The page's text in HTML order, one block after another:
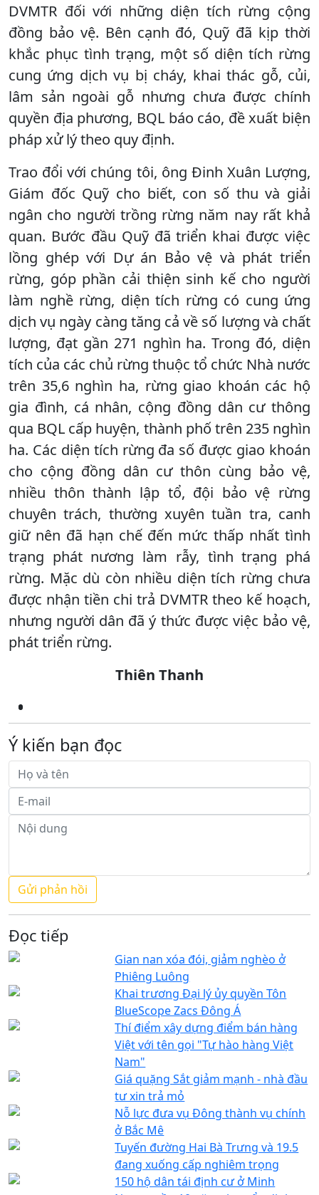
DVMTR đối với những diện tích rừng cộng
đồng bảo vệ. Bên cạnh đó, Quỹ đã kịp thời
khắc phục tình trạng, một số diện tích rừng
cung ứng dịch vụ bị cháy, khai thác gỗ, củi,
lâm sản ngoài gỗ nhưng chưa được chính
quyền địa phương, BQL báo cáo, đề xuất biện
pháp xử lý theo quy định.
Trao đổi với chúng tôi, ông Đinh Xuân Lượng,
Giám đốc Quỹ cho biết, con số thu và giải
ngân cho người trồng rừng năm nay rất khả
quan. Bước đầu Quỹ đã triển khai được việc
lồng ghép với Dự án Bảo vệ và phát triển
rừng, góp phần cải thiện sinh kế cho người
làm nghề rừng, diện tích rừng có cung ứng
dịch vụ ngày càng tăng cả về số lượng và chất
lượng, đạt gần 271 nghìn ha. Trong đó, diện
tích của các chủ rừng thuộc tổ chức Nhà nước
trên 35,6 nghìn ha, rừng giao khoán các hộ
gia đình, cá nhân, cộng đồng dân cư thông
qua BQL cấp huyện, thành phố trên 235 nghìn
ha. Các diện tích rừng đa số được giao khoán
cho cộng đồng dân cư thôn cùng bảo vệ,
nhiều thôn thành lập tổ, đội bảo vệ rừng
chuyên trách, thường xuyên tuần tra, canh
giữ nên đã hạn chế đến mức thấp nhất tình
trạng phát nương làm rẫy, tình trạng phá
rừng. Mặc dù còn nhiều diện tích rừng chưa
được nhận tiền chi trả DVMTR theo kế hoạch,
nhưng người dân đã ý thức được việc bảo vệ,
phát triển rừng.
Thiên Thanh
Ý kiến bạn đọc
Đọc tiếp
Gian nan xóa đói, giảm nghèo ở
Phiêng Luông
Khai trương Đại lý ủy quyền Tôn
BlueScope Zacs Đông Á
Thí điểm xây dựng điểm bán hàng
Việt với tên gọi "Tự hào hàng Việt
Nam"
Giá quặng Sắt giảm mạnh - nhà đầu
tư xin trả mỏ
Nỗ lực đưa vụ Đông thành vụ chính
ở Bắc Mê
Tuyến đường Hai Bà Trưng và 19.5
đang xuống cấp nghiêm trọng
150 hộ dân tái định cư ở Minh